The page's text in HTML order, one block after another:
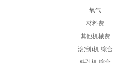
氧气
材料费
其他机械费
滚(刮)机 综合